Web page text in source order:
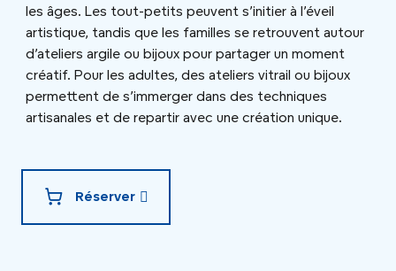
les âges. Les tout-petits peuvent s’initier à l’éveil
artistique, tandis que les familles se retrouvent autour
d’ateliers argile ou bijoux pour partager un moment
créatif. Pour les adultes, des ateliers vitrail ou bijoux
permettent de s’immerger dans des techniques
artisanales et de repartir avec une création unique.
Réserver